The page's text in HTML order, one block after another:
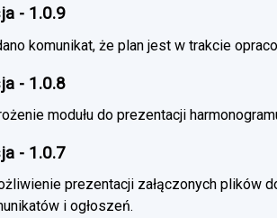
- 1.0.9
komunikat, że plan jest w trakcie
- 1.0.8
modułu do prezentacji
- 1.0.7
prezentacji załączonych plików
i ogłoszeń.